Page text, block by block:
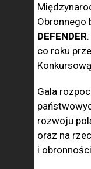
Obronnego
DEFENDER
co roku
Gala
rozwoju
oraz na
i